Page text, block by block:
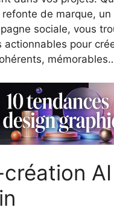
refonte de marque,
sociale, vous
actionnables pour
création